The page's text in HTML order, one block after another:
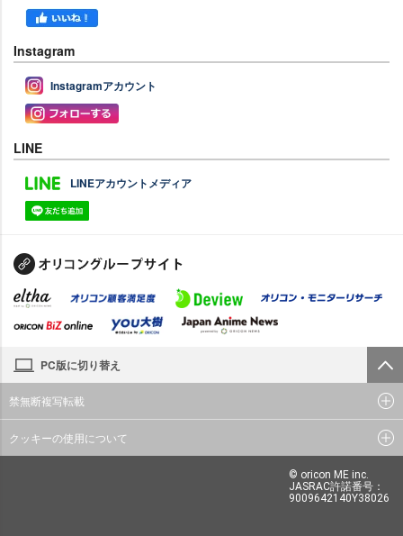
Instagram
Instagramアカウント
LINE
LINEアカウントメディア
PC版に切り替え
禁無断複写転載
クッキーの使用について
© oricon ME inc.
JASRAC許諾番号：
9009642140Y38026